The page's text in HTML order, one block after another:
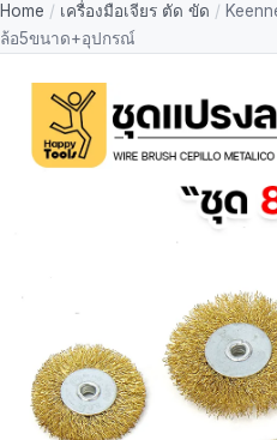
และ
บทความ
Home / เครื่องมือเจียร ตัด ขัด /
ล้อ5ขนาด+อุปกรณ์